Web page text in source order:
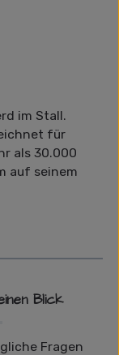
im Stall.
für
als 30.000
auf seinem
Blick
Fragen